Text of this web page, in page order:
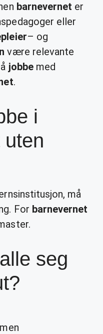
barnevernet er
eller
– og
være relevante
jobbemed
.
i
uten
må
For barnevernet
seg